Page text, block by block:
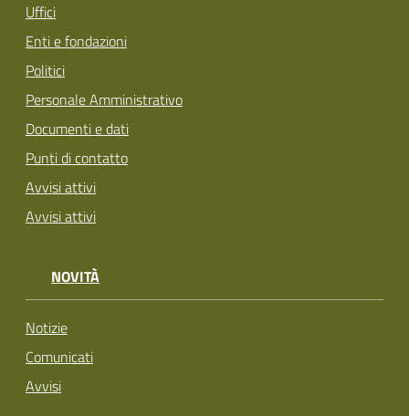
Uffici
Enti e fondazioni
Politici
Personale Amministrativo
Documenti e dati
Punti di contatto
Avvisi attivi
Avvisi attivi
NOVITÀ
Notizie
Comunicati
Avvisi